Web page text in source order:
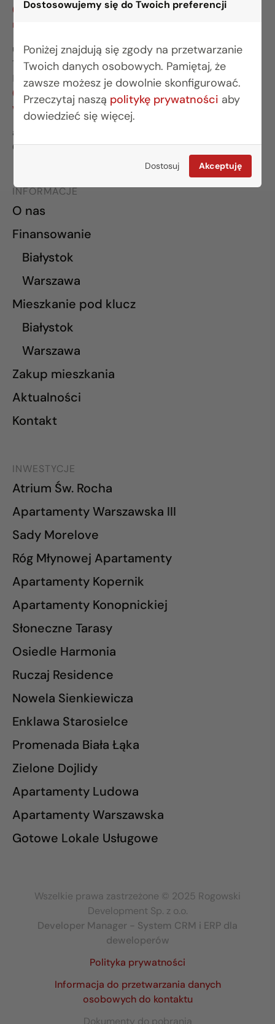
Dostosowujemy się do Twoich preferencji
Poniżej znajdują się zgody na przetwarzanie
Twoich danych osobowych. Pamiętaj, że
zawsze możesz je dowolnie skonfigurować.
Przeczytaj naszą politykę prywatności aby
dowiedzieć się więcej.
Dostosuj Akceptuję
(85) 749 99 09
mieszkania@rogowskidevelopment.pl
ul. Legionowa 28 lok. 202
15-281 Białystok
BIURO WARSZAWA
(22) 642 03 55
warszawa@rogowskidevelopment.pl
al. Wilanowska 67E lok. U5
02-765 Warszawa
INFORMACJE
O nas
Finansowanie
Białystok
Warszawa
Mieszkanie pod klucz
Białystok
Warszawa
Zakup mieszkania
Aktualności
Kontakt
INWESTYCJE
Atrium Św. Rocha
Apartamenty Warszawska III
Sady Morelove
Róg Młynowej Apartamenty
Apartamenty Kopernik
Apartamenty Konopnickiej
Słoneczne Tarasy
Osiedle Harmonia
Ruczaj Residence
Nowela Sienkiewicza
Enklawa Starosielce
Promenada Biała Łąka
Zielone Dojlidy
Apartamenty Ludowa
Apartamenty Warszawska
Gotowe Lokale Usługowe
Wszelkie prawa zastrzeżone © 2025 Rogowski
Development Sp. z o.o.
Developer Manager - System CRM i ERP dla
deweloperów
Polityka prywatności
Informacja do przetwarzania danych
osobowych do kontaktu
Dokumenty do pobrania